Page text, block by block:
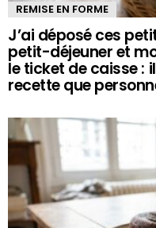
REMISE EN FORME
J’ai déposé ces
petit-déjeuner et
le ticket de caisse :
recette que